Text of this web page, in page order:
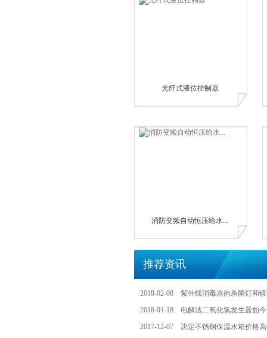
光纤式液位控制器
消防变频自动恒压给水...
推荐资讯
2018-02-08
紫外线消毒器的杀菌灯和
2018-01-18
电解法二氧化氯发生器如
2017-12-07
决定不锈钢保温水箱价格